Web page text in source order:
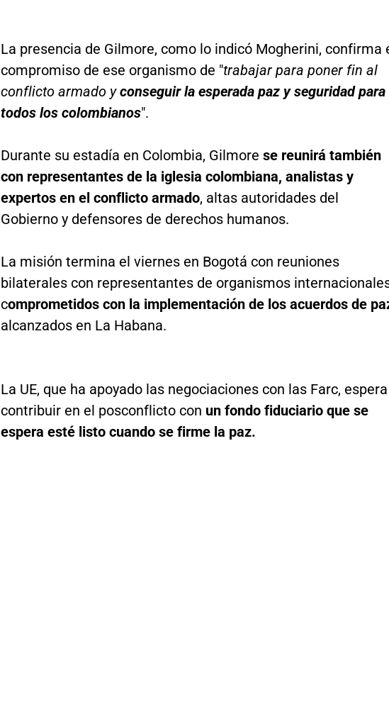
La presencia de Gilmore, como lo indicó Mogherini, confirma
compromiso de ese organismo de "trabajar para poner fin al
conflicto armado yconseguir la esperada paz y seguridad para
todos los colombianos".
Durante su estadía en Colombia, Gilmore se reunirá también
con representantes de la iglesia colombiana, analistas y
expertos en el conflicto armado, altas autoridades del
Gobierno y defensores de derechos humanos.
La misión termina el viernes en Bogotá con reuniones
bilaterales con representantes de organismos
comprometidos con la implementación de los acuerdos de
alcanzados en La Habana.
La UE, que ha apoyado las negociaciones con las Farc, espera
contribuir en el posconflicto con un fondo fiduciario que se
espera esté listo cuando se firme la paz.